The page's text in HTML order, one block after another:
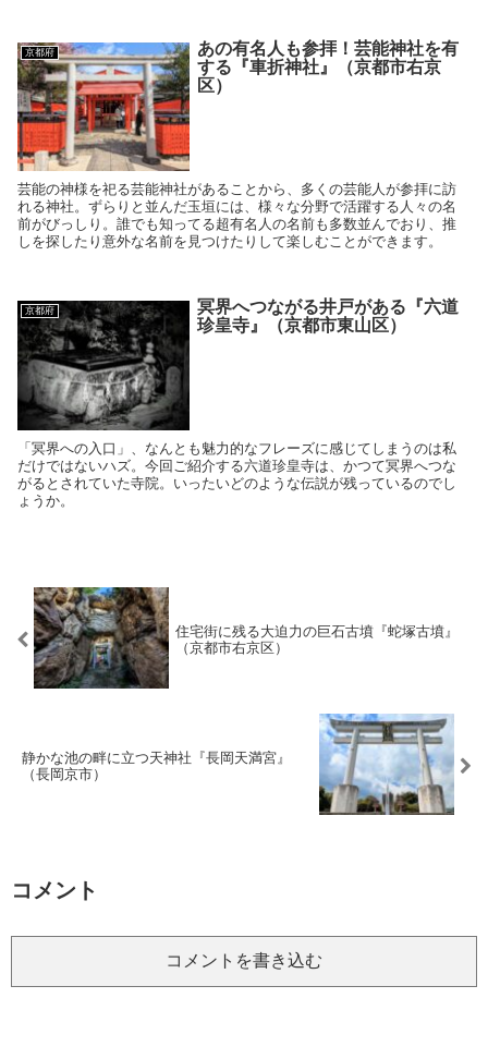
京都府
あの有名人も参拝！芸能神社を有
する『車折神社』（京都市右京
区）
芸能の神様を祀る芸能神社があることから、多くの芸能人が参拝に訪
れる神社。ずらりと並んだ玉垣には、様々な分野で活躍する人々の名
前がびっしり。誰でも知ってる超有名人の名前も多数並んでおり、推
しを探したり意外な名前を見つけたりして楽しむことができます。
京都府
冥界へつながる井戸がある『六道
珍皇寺』（京都市東山区）
「冥界への入口」、なんとも魅力的なフレーズに感じてしまうのは私
だけではないハズ。今回ご紹介する六道珍皇寺は、かつて冥界へつな
がるとされていた寺院。いったいどのような伝説が残っているのでし
ょうか。
住宅街に残る大迫力の巨石古墳『蛇塚古墳』
（京都市右京区）
静かな池の畔に立つ天神社『長岡天満宮』
（長岡京市）
コメント
コメントを書き込む